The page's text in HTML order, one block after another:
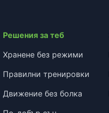
Решения за теб
Хранене без режими
Правилни тренировки
Движение без болка